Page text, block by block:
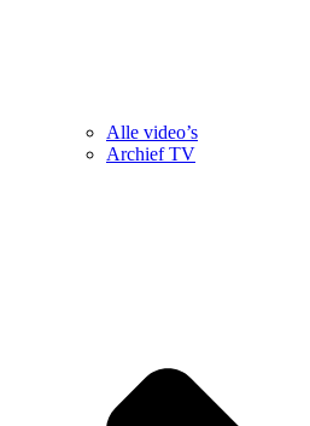
Alle video’s
Archief TV